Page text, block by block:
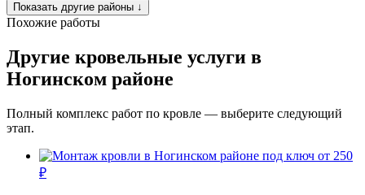
Показать другие районы ↓
Похожие работы
Другие кровельные услуги в
Ногинском районе
Полный комплекс работ по кровле — выберите следующий
этап.
от 250
₽